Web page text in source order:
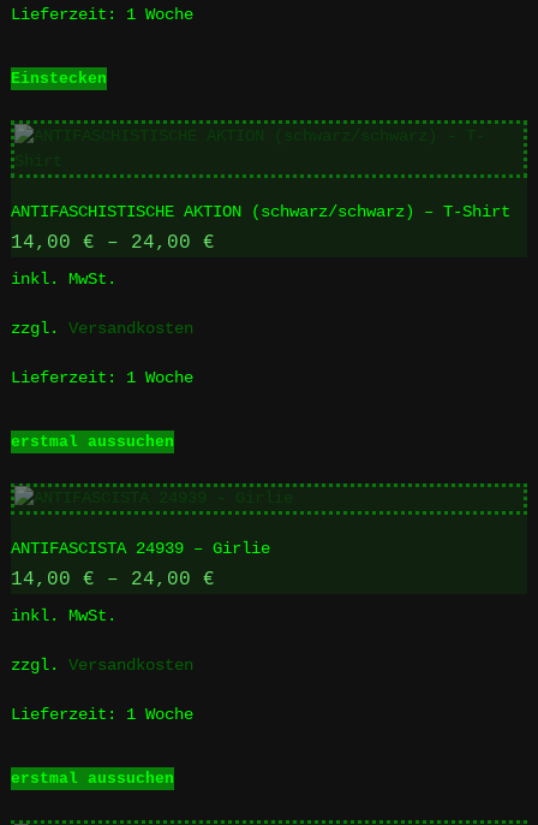
werden
Lieferzeit: 1 Woche
Einstecken
ANTIFASCHISTISCHE AKTION (schwarz/schwarz) – T-Shirt
14,00 € – 24,00 €
inkl. MwSt.
zzgl. Versandkosten
Lieferzeit: 1 Woche
erstmal aussuchenProdukt
mehrere
auf.
Die
Produktseite
ANTIFASCISTA 24939 – Girlie
14,00 € – 24,00 €
inkl. MwSt.
zzgl. Versandkosten
Lieferzeit: 1 Woche
erstmal aussuchenProdukt